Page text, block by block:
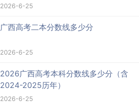
2026-6-25
广西高考二本分数线多少分
2026-6-25
2026广西高考本科分数线多少分（含
2024-2025历年）
2026-6-25